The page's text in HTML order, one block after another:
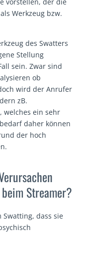
vorstellen, der die
Werkzeug bzw.
des Swatters
Stellung
sein. Zwar sind
ob
wird der Anrufer
zB.
welches ein sehr
daher können
der hoch
Streamer?
Swatting, dass sie